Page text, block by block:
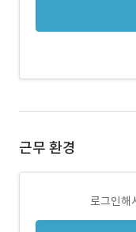
근무 환경
로그인해